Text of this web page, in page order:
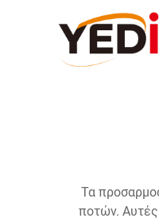
Τα
ποτών. Αυτές